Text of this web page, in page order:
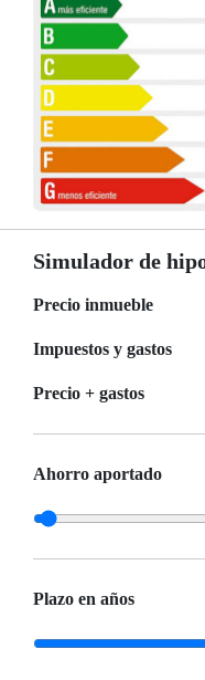
Simulador de
Precio inmueble
Impuestos y gastos
Precio + gastos
Ahorro aportado
Plazo en años